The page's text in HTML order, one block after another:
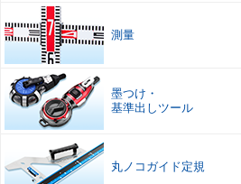
測量
墨つけ ・
基準出しツール
丸ノコガイド定規